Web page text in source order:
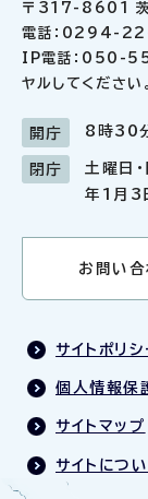
〒317-8601 茨
電話：0294-22-
IP電話：050-
ヤルしてください。
開庁 8時30
閉庁
土曜日
年1月3
お問い合
サイトポリシ
個人情報保
サイトマップ
サイトにつ